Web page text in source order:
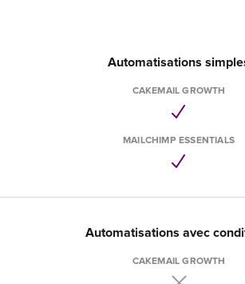
Automatisations
CAKEMAIL GROWTH
MAILCHIMP ESSENTIALS
Automatisations avec
CAKEMAIL GROWTH